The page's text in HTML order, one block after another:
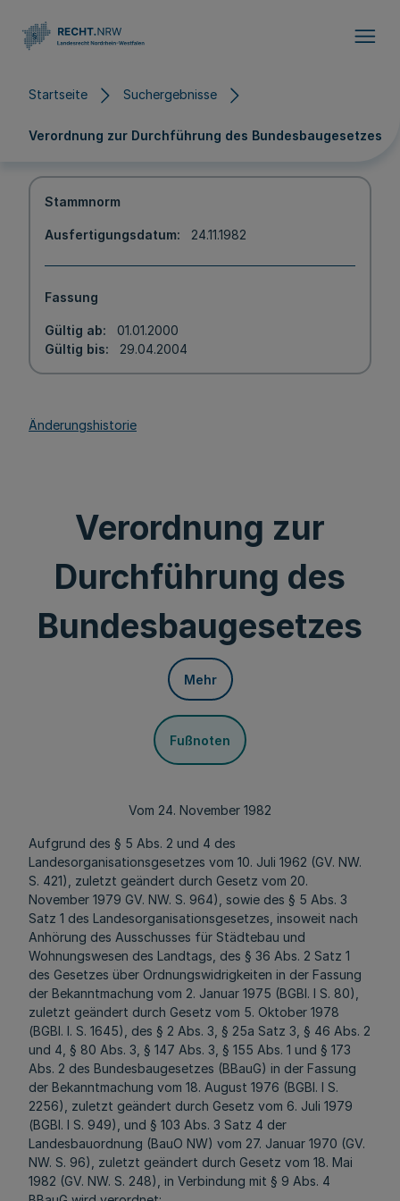
Startseite Suchergebnisse
Verordnung zur Durchführung des Bundesbaugesetzes
Stammnorm
Ausfertigungsdatum 24.11.1982
Fassung
Gültig ab
01.01.2000
Gültig bis
29.04.2004
Änderungshistorie
Verordnung zur
Durchführung des
Bundesbaugesetzes
Mehr
Fußnoten
Vom 24. November 1982
Aufgrund des § 5 Abs. 2 und 4 des
Landesorganisationsgesetzes vom 10. Juli 1962 (GV. NW.
S. 421), zuletzt geändert durch Gesetz vom 20.
November 1979 GV. NW. S. 964), sowie des § 5 Abs. 3
Satz 1 des Landesorganisationsgesetzes, insoweit nach
Anhörung des Ausschusses für Städtebau und
Wohnungswesen des Landtags, des § 36 Abs. 2 Satz 1
des Gesetzes über Ordnungswidrigkeiten in der Fassung
der Bekanntmachung vom 2. Januar 1975 (BGBl. I S. 80),
zuletzt geändert durch Gesetz vom 5. Oktober 1978
(BGBl. I. S. 1645), des § 2 Abs. 3, § 25a Satz 3, § 46 Abs. 2
und 4, § 80 Abs. 3, § 147 Abs. 3, § 155 Abs. 1 und § 173
Abs. 2 des Bundesbaugesetzes (BBauG) in der Fassung
der Bekanntmachung vom 18. August 1976 (BGBl. I S.
2256), zuletzt geändert durch Gesetz vom 6. Juli 1979
(BGBl. I S. 949), und § 103 Abs. 3 Satz 4 der
Landesbauordnung (BauO NW) vom 27. Januar 1970 (GV.
NW. S. 96), zuletzt geändert durch Gesetz vom 18. Mai
1982 (GV. NW. S. 248), in Verbindung mit § 9 Abs. 4